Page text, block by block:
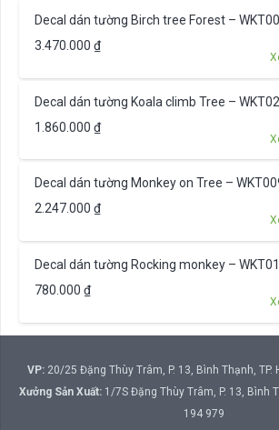
Decal dán tường Birch tree Forest –
3.470.000 ₫
Decal dán tường Koala climb Tree –
1.860.000 ₫
Decal dán tường Monkey on Tree –
2.247.000 ₫
Decal dán tường Rocking monkey –
780.000 ₫
VP:20/25 Đặng Thùy Trâm, P. 13, Bình Thạnh, TP.
Xưởng Sản Xuất: 1/7S Đặng Thùy Trâm, P. 13, Bình
194 979